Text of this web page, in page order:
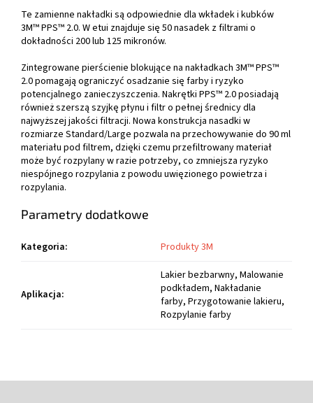
Te zamienne nakładki są odpowiednie dla wkładek i kubków
3M™ PPS™ 2.0. W etui znajduje się 50 nasadek z filtrami o
dokładności 200 lub 125 mikronów.
Zintegrowane pierścienie blokujące na nakładkach 3M™ PPS™
2.0 pomagają ograniczyć osadzanie się farby i ryzyko
potencjalnego zanieczyszczenia. Nakrętki PPS™ 2.0 posiadają
również szerszą szyjkę płynu i filtr o pełnej średnicy dla
najwyższej jakości filtracji. Nowa konstrukcja nasadki w
rozmiarze Standard/Large pozwala na przechowywanie do 90 ml
materiału pod filtrem, dzięki czemu przefiltrowany materiał
może być rozpylany w razie potrzeby, co zmniejsza ryzyko
niespójnego rozpylania z powodu uwięzionego powietrza i
rozpylania.
Parametry dodatkowe
Kategoria: Produkty 3M
Aplikacja:
Lakier bezbarwny, Malowanie
podkładem, Nakładanie
farby, Przygotowanie lakieru,
Rozpylanie farby